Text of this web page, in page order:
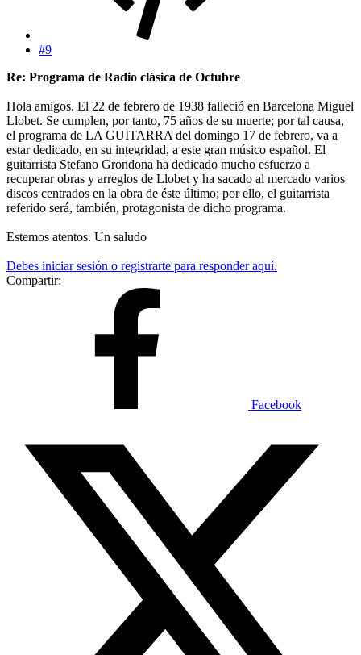
#9
Re: Programa de Radio clásica de Octubre
Hola amigos. El 22 de febrero de 1938 falleció en Barcelona Miguel
Llobet. Se cumplen, por tanto, 75 años de su muerte; por tal causa,
el programa de LA GUITARRA del domingo 17 de febrero, va a
estar dedicado, en su integridad, a este gran músico español. El
guitarrista Stefano Grondona ha dedicado mucho esfuerzo a
recuperar obras y arreglos de Llobet y ha sacado al mercado varios
discos centrados en la obra de éste último; por ello, el guitarrista
referido será, también, protagonista de dicho programa.
Estemos atentos. Un saludo
Debes iniciar sesión o registrarte para responder aquí.
Compartir:
Facebook